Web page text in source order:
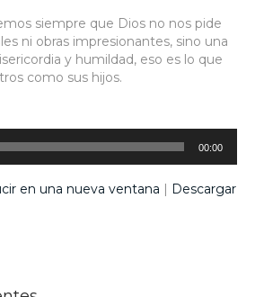
siempre que Dios no nos pide
ni obras impresionantes, sino una
y humildad, eso es lo que
como sus hijos.
00:00
en una nueva ventana | Descargar